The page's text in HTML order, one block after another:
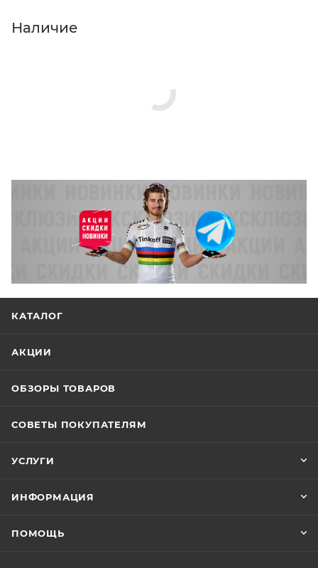
Нажмите кнопку «Оформить заказ».
Наличие
КАТАЛОГ
АКЦИИ
ОБЗОРЫ ТОВАРОВ
СОВЕТЫ ПОКУПАТЕЛЯМ
УСЛУГИ
ИНФОРМАЦИЯ
ПОМОЩЬ